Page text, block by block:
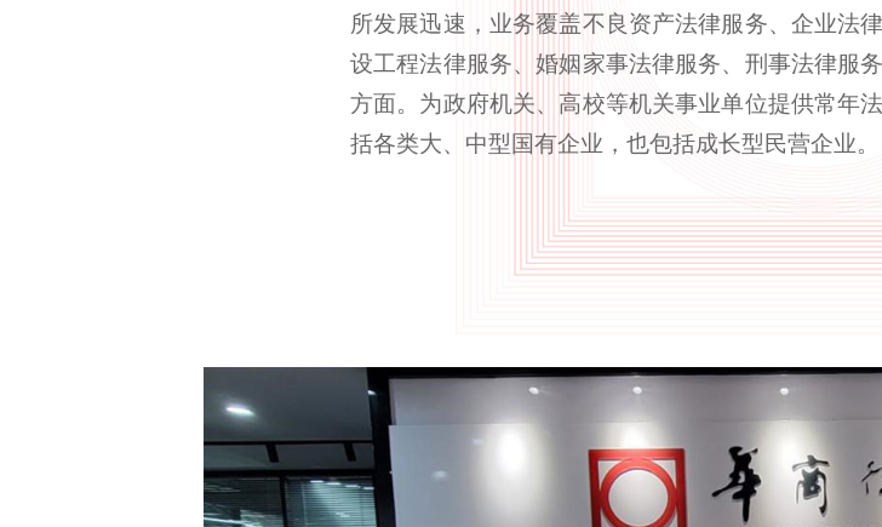
所发展迅速，业务覆盖不良资产法律服务、企业法
设工程法律服务、婚姻家事法律服务、刑事法律服
方面。为政府机关、高校等机关事业单位提供常年
括各类大、中型国有企业，也包括成长型民营企业。